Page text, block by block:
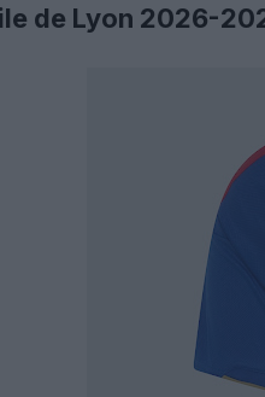
de Lyon 2026-